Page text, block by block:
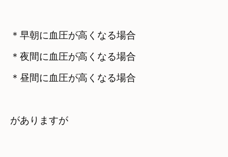
＊早朝に血圧が高くなる場合
＊夜間に血圧が高くなる場合
＊昼間に血圧が高くなる場合
がありますが